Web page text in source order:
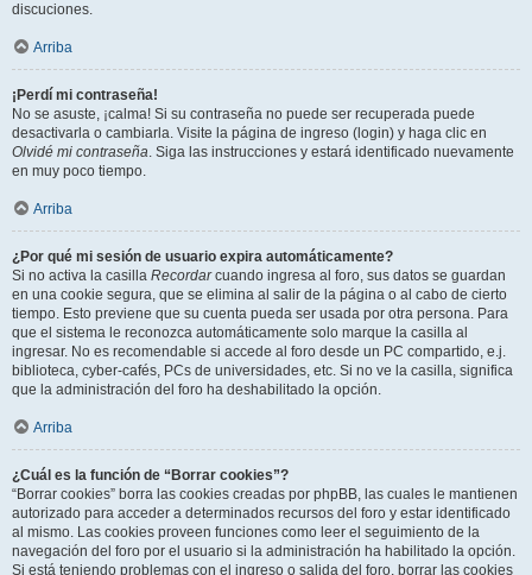
discuciones.
Arriba
¡Perdí mi contraseña!
No se asuste, ¡calma! Si su contraseña no puede ser recuperada puede
desactivarla o cambiarla. Visite la página de ingreso (login) y haga clic en
Olvidé mi contraseña. Siga las instrucciones y estará identificado nuevamente
en muy poco tiempo.
Arriba
¿Por qué mi sesión de usuario expira automáticamente?
Si no activa la casilla Recordarcuando ingresa al foro, sus datos se guardan
en una cookie segura, que se elimina al salir de la página o al cabo de cierto
tiempo. Esto previene que su cuenta pueda ser usada por otra persona. Para
que el sistema le reconozca automáticamente solo marque la casilla al
ingresar. No es recomendable si accede al foro desde un PC compartido, e.j.
biblioteca, cyber-cafés, PCs de universidades, etc. Si no ve la casilla, significa
que la administración del foro ha deshabilitado la opción.
Arriba
¿Cuál es la función de “Borrar cookies”?
“Borrar cookies” borra las cookies creadas por phpBB, las cuales le mantienen
autorizado para acceder a determinados recursos del foro y estar identificado
al mismo. Las cookies proveen funciones como leer el seguimiento de la
navegación del foro por el usuario si la administración ha habilitado la opción.
Si está teniendo problemas con el ingreso o salida del foro, borrar las cookies